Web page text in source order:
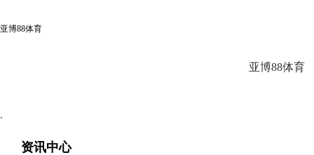
亚博88体育
亚博88体育
`
资讯中心